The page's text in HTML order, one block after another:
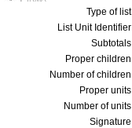
Type of list
List Unit Identifier
Subtotals
Proper children
Number of children
Proper units
Number of units
Signature